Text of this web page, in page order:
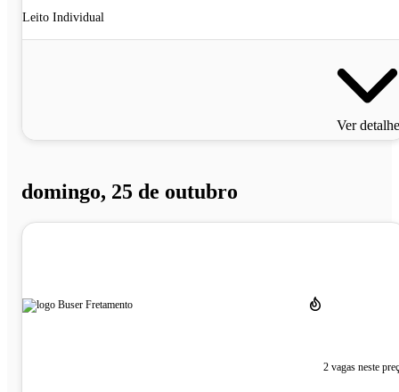
Leito Individual
Ver
domingo, 25 de outubro
2 vagas neste